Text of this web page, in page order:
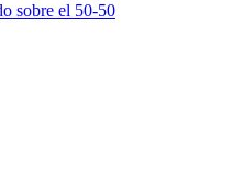
sobre el 50-50